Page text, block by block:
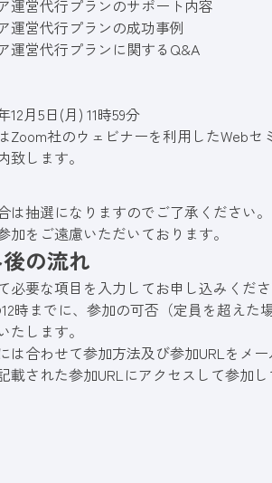
運営代行プランのサポート内容
運営代行プランの成功事例
運営代行プランに関するQ&A
12月5日(月) 11時59分
Zoom社のウェビナーを利用したWeb
致します。
は抽選になりますのでご了承ください。
加をご遠慮いただいております。
の流れ
必要な項目を入力してお申し込みくださ
時までに、参加の可否（定員を超え
たします。
は合わせて参加方法及び参加URLをメー
載された参加URLにアクセスして参加し